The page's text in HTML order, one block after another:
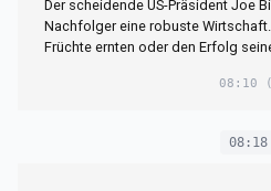
Der scheidende US-Präsident Joe
Nachfolger eine robuste
Früchte ernten oder den Erfolg
08:10
08:18